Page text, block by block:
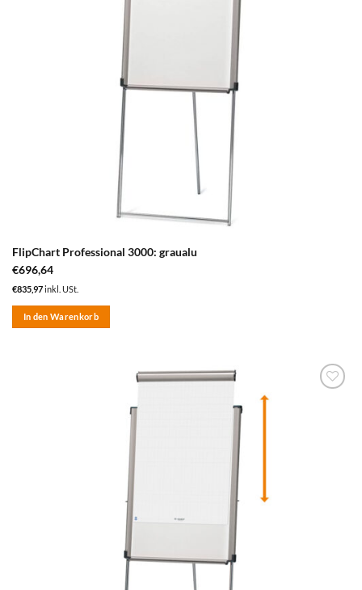
FlipChart Professional 3000: graualu
€696,64
€835,97inkl. USt.
In den Warenkorb